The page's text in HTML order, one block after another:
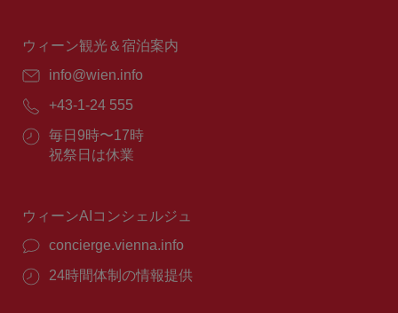
間：
ウィーン観光＆宿泊案内
E
ー
ル：
info@wien.info
電
番
号：
+43-1-24 555
営
業
毎日9時〜17時
祝祭日は休業
ウィーンAIコンシェルジュ
concierge.vienna.info
24時間体制の情報提供